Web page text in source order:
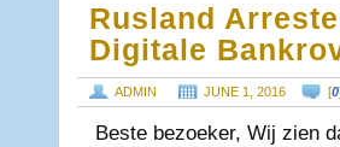
Rusland
Digitale
ADMIN JUNE 1, 2016 [0
Beste bezoeker, Wij zien